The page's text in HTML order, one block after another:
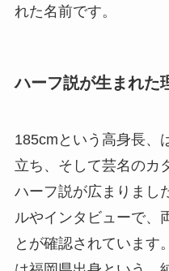
れた名前です。
ハーフ説が生まれた
185cmという高身長、
立ち、そして芸名のカ
ハーフ説が広まりまし
ルやインタビューで、
とが確認されています